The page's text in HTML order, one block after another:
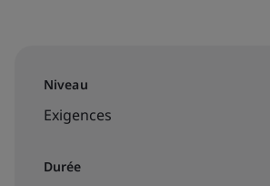
Niveau
Exigences
Durée